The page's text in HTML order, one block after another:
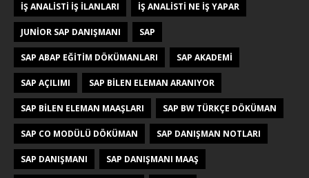
IŞ ANALISTI IŞ ILANLARI IŞ ANALISTI NE IŞ YAPAR
JUNIOR SAP DANIŞMANI SAP
SAP ABAP EĞITIM DÖKÜMANLARI SAP AKADEMI
SAP AÇILIMI SAP BILEN ELEMAN ARANIYOR
SAP BILEN ELEMAN MAAŞLARI SAP BW TÜRKÇE DÖKÜMAN
SAP CO MODÜLÜ DÖKÜMAN SAP DANIŞMAN NOTLARI
SAP DANIŞMANI SAP DANIŞMANI MAAŞ